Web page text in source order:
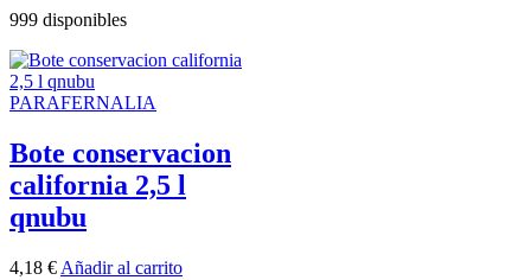
999 disponibles
PARAFERNALIA
Bote conservacion
california 2,5 l
qnubu
4,18 € Añadir al carrito